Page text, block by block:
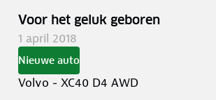
Voor het geluk geboren
1 april 2018
Nieuwe auto
Volvo - XC40 D4 AWD